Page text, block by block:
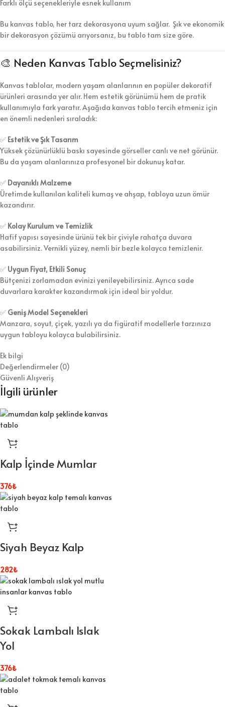
Farklı ölçü seçenekleriyle esnek kullanım
Bu kanvas tablo, her tarz dekorasyona uyum sağlar. Şık ve ekonomik
bir dekorasyon çözümü arıyorsanız, bu tablo tam size göre.
🎨 Neden Kanvas Tablo Seçmelisiniz?
Kanvas tablolar, modern yaşam alanlarının en popüler dekoratif
ürünleri arasında yer alır. Hem estetik görünümü hem de pratik
kullanımıyla fark yaratır. Aşağıda kanvas tablo tercih etmeniz için
en önemli nedenleri sıraladık:
✅ Estetik ve Şık Tasarım
Yüksek çözünürlüklü baskı sayesinde görseller canlı ve net görünür.
Bu da yaşam alanlarınıza profesyonel bir dokunuş katar.
✅ Dayanıklı Malzeme
Üretimde kullanılan kaliteli kumaş ve ahşap, tabloya uzun ömür
kazandırır.
✅ Kolay Kurulum ve Temizlik
Hafif yapısı sayesinde ürünü tek bir çiviyle rahatça duvara
asabilirsiniz. Vernikli yüzey, nemli bir bezle kolayca temizlenir.
✅ Uygun Fiyat, Etkili Sonuç
Bütçenizi zorlamadan evinizi yenileyebilirsiniz. Ayrıca sade
duvarlara karakter kazandırmak için ideal bir yoldur.
✅ Geniş Model Seçenekleri
Manzara, soyut, çiçek, yazılı ya da figüratif modellerle tarzınıza
uygun tabloyu kolayca bulabilirsiniz.
Ek bilgi
Değerlendirmeler (0)
Güvenli Alışveriş
İlgili ürünler
Kalp İçinde Mumlar
376₺
Siyah Beyaz Kalp
282₺
Sokak Lambalı Islak
Yol
376₺